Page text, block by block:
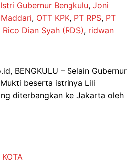
Istri Gubernur Bengkulu, Joni
, OTT KPK, PT RPS, PT
Rico Dian Syah (RDS), ridwan
BENGKULU – Selain Gubernur
beserta istrinya Lili
diterbangkan ke Jakarta oleh
KOTA